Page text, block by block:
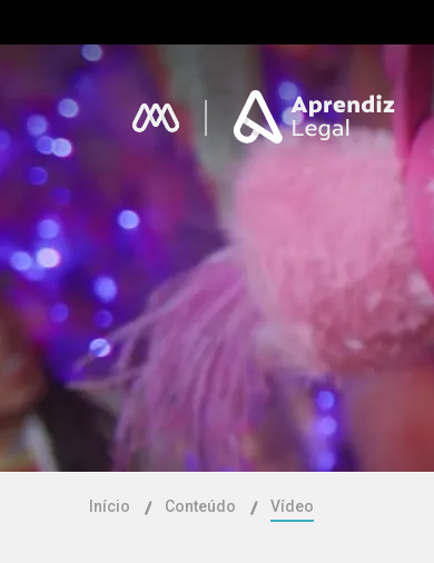
Início Conteúdo Vídeo